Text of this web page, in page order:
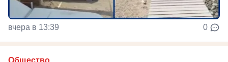
вчера в 13:39 0
Общество